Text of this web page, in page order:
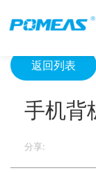
返回列表
手机背
分享: